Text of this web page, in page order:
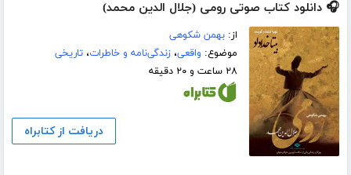
🎧 دانلود کتاب صوتی رومی (جلال الدین محمد)
از:بهمن شکوهی
موضوع: واقعی،زندگی‌نامه و خاطرات،تاریخی
۲۸ ساعت و ۲۰ دقیقه
دریافت از کتابراه